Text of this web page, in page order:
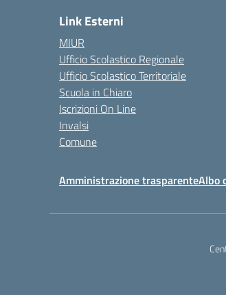
Link Esterni
MIUR
Ufficio Scolastico Regionale
Ufficio Scolastico Territoriale
Scuola in Chiaro
Iscrizioni On Line
Invalsi
Comune
Amministrazione trasparenteAlbo